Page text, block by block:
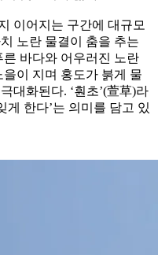
이어지는 구간에 대규모
노란 물결이 춤을 추는
바다와 어우러진 노란
이 지며 홍도가 붉게 물
대화된다. ‘훤초’(萱草)라
게 한다’는 의미를 담고 있